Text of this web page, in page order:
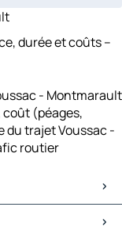
durée et coûts –
- Montmarault
(péages,
du trajet Voussac -
routier